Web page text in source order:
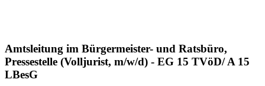
Amtsleitung im Bürgermeister- und Ratsbüro,
Pressestelle (Volljurist, m/w/d) - EG 15 TVöD/ A 15
LBesG